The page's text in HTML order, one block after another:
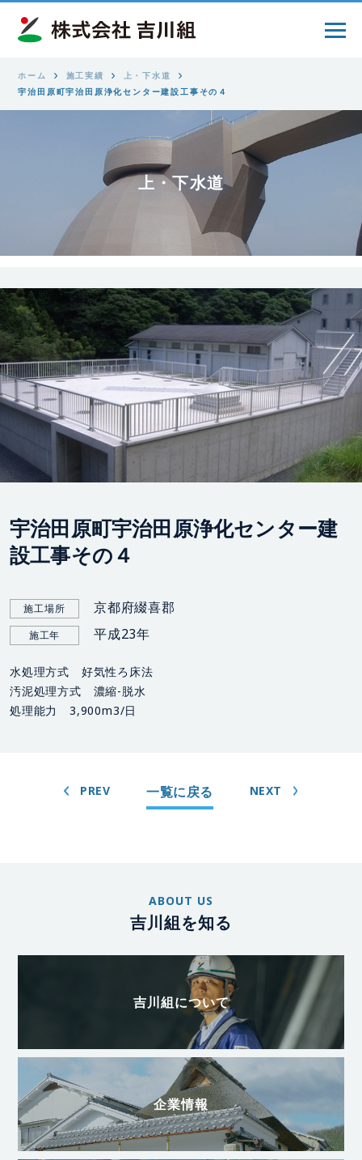
ホーム 施工実績
上・下水道
宇治田原町宇治田原浄化センター建設工事その４
上・下水道
宇治田原町宇治田原浄化センター建
設工事その４
施工場所 京都府綴喜郡
施工年 平成23年
水処理方式 好気性ろ床法
汚泥処理方式 濃縮-脱水
処理能力 3,900m3/日
PREV 一覧に戻る NEXT
ABOUT US
吉川組を知る
吉川組について
企業情報